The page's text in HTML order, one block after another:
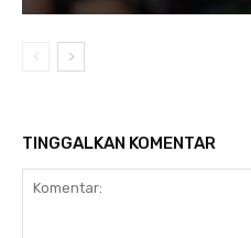
TINGGALKAN KOMENTAR